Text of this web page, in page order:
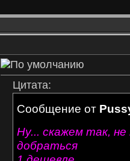
Цитата:
Сообщение от
Ну... скажем так,
добраться